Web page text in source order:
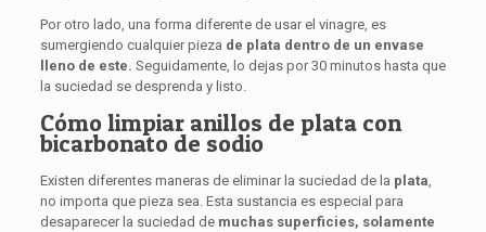
Por otro lado, una forma diferente de usar el vinagre, es
sumergiendo cualquier pieza de plata dentro de un envase
lleno de este. Seguidamente, lo dejas por 30 minutos hasta que
la suciedad se desprenda y listo.
Cómo limpiar anillos de plata con
bicarbonato de sodio
Existen diferentes maneras de eliminar la suciedad de la plata,
no importa que pieza sea. Esta sustancia es especial para
desaparecer la suciedad de muchas superficies, solamente